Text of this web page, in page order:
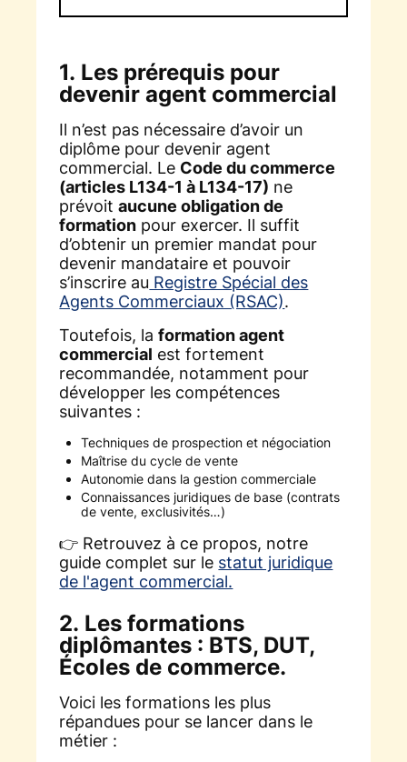
1. Les prérequis pour
devenir agent commercial
Il n’est pas nécessaire d’avoir un
diplôme pour devenir agent
commercial. Le Code du commerce
(articles L134-1 à L134-17) ne
prévoitaucune obligation de
formation pour exercer. Il suffit
d’obtenir un premier mandat pour
devenir mandataire et pouvoir
s’inscrire au Registre Spécial des
Agents Commerciaux (RSAC).
Toutefois, laformation agent
commercial est fortement
recommandée, notamment pour
développer les compétences
suivantes :
Techniques de prospection et négociation
Maîtrise du cycle de vente
Autonomie dans la gestion commerciale
Connaissances juridiques de base (contrats
de vente, exclusivités…)
👉 Retrouvez à ce propos, notre
guide complet sur le statut juridique
de l'agent commercial.
2. Les formations
diplômantes : BTS, DUT,
Écoles de commerce.
Voici les formations les plus
répandues pour se lancer dans le
métier :